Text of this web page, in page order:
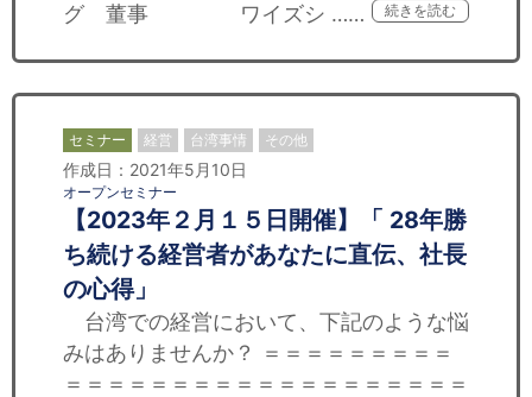
グ 董事 ワイズシ ……
続きを読む
セミナー 経営 台湾事情 その他
作成日：2021年5月10日
オープンセミナー
【2023年２月１５日開催】「 28年勝
ち続ける経営者があなたに直伝、社長
の心得」
台湾での経営において、下記のような悩
みはありませんか？ ＝＝＝＝＝＝＝＝＝
＝＝＝＝＝＝＝＝＝＝＝＝＝＝＝＝＝＝＝